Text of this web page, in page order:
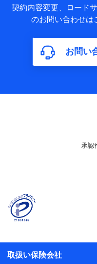
基本情報
氏名、電話番号、メ
属性、連絡先、dポイ
構成、住所、dポイン
含まれます。
利用情報
ご契約状態・ご利用
関する情報、アプリ
報、購入されたサー
に関する情報、アン
名、住所、生年月日、
係、保険加入の目的、
のお支払方法、車のメ
ル内容や送信履歴の情
契約内容変更、ロード
のお問い合わせは
お問い
取扱い保険会社